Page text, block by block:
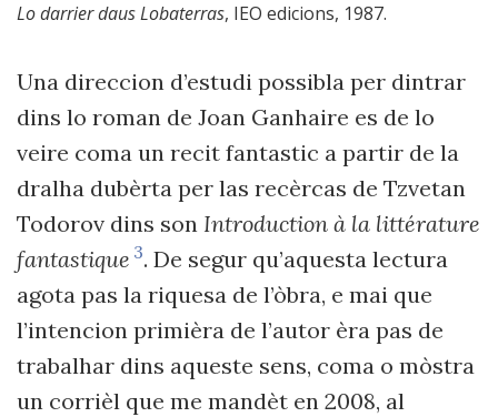
Lo darrier daus Lobaterras, IEO edicions, 1987.
Una direccion d’estudi possibla per dintrar
dins lo roman de Joan Ganhaire es de lo
veire coma un recit fantastic a partir de la
dralha dubèrta per las recèrcas de Tzvetan
Todorov dins son Introduction à la littérature
fantastique 3. De segur qu’aquesta lectura
agota pas la riquesa de l’òbra, e mai que
l’intencion primièra de l’autor èra pas de
trabalhar dins aqueste sens, coma o mòstra
un corrièl que me mandèt en 2008, al